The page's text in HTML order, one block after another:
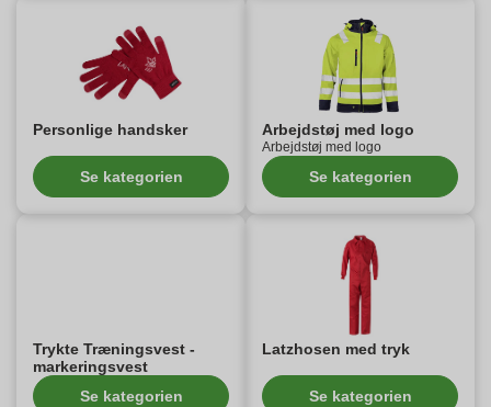
Personlige handsker
Se kategorien
Arbejdstøj med logo
Arbejdstøj med logo
Se kategorien
Trykte Træningsvest -
markeringsvest
Se kategorien
Latzhosen med tryk
Se kategorien